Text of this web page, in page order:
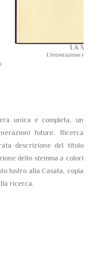
unica e completa, un
future. Ricerca
descrizione del titolo
dello stemma a colori
lustro alla Casata, copia
ricerca.